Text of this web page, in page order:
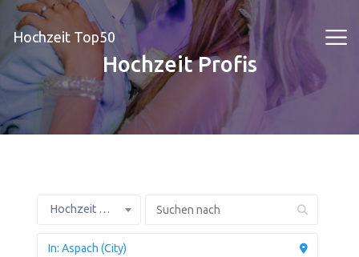
Hochzeit Top50
Hochzeit Profis
Hochzeit Profis